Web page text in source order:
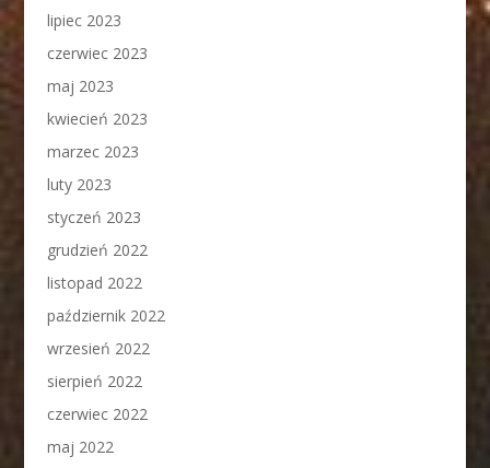
lipiec 2023
czerwiec 2023
maj 2023
kwiecień 2023
marzec 2023
luty 2023
styczeń 2023
grudzień 2022
listopad 2022
październik 2022
wrzesień 2022
sierpień 2022
czerwiec 2022
maj 2022